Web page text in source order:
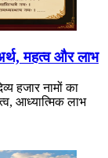
महत्व और लाभ
हजार नामों का
आध्यात्मिक लाभ